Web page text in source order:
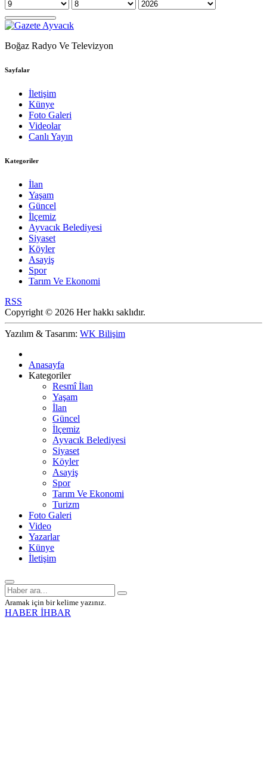
Boğaz Radyo Ve Televizyon
Sayfalar
İletişim
Künye
Foto Galeri
Videolar
Canlı Yayın
Kategoriler
İlan
Yaşam
Güncel
İlçemiz
Ayvacık Belediyesi
Siyaset
Köyler
Asayiş
Spor
Tarım Ve Ekonomi
RSS
Copyright © 2026 Her hakkı saklıdır.
Yazılım & Tasarım: WK Bilişim
Anasayfa
Kategoriler
Resmî İlan
Yaşam
İlan
Güncel
İlçemiz
Ayvacık Belediyesi
Siyaset
Köyler
Asayiş
Spor
Tarım Ve Ekonomi
Turizm
Foto Galeri
Video
Yazarlar
Künye
İletişim
Aramak için bir kelime yazınız.
HABER İHBAR